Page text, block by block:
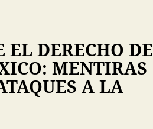
DERECHO DE
MENTIRAS
A LA